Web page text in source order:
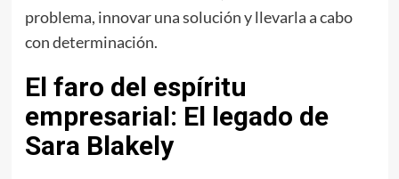
problema, innovar una solución y llevarla a cabo
con determinación.
El faro del espíritu
empresarial: El legado de
Sara Blakely